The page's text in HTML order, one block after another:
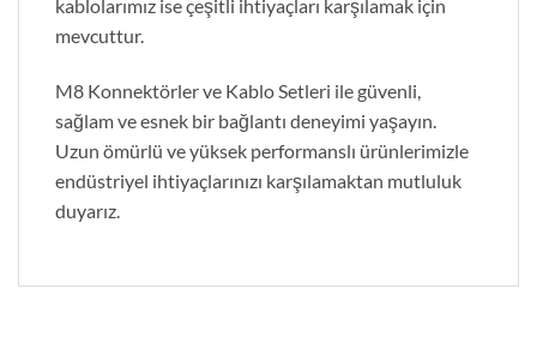
kablolarımız ise çeşitli ihtiyaçları karşılamak için
mevcuttur.
M8 Konnektörler ve Kablo Setleri ile güvenli,
sağlam ve esnek bir bağlantı deneyimi yaşayın.
Uzun ömürlü ve yüksek performanslı ürünlerimizle
endüstriyel ihtiyaçlarınızı karşılamaktan mutluluk
duyarız.